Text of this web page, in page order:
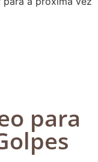
para